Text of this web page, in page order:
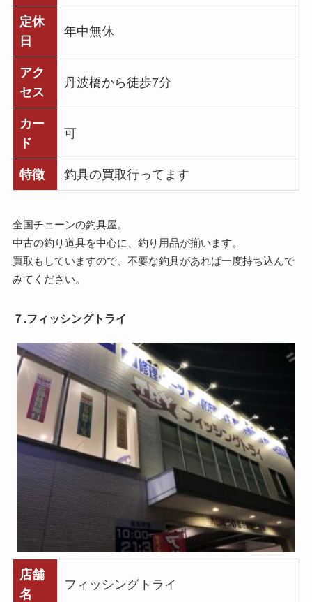
定休
日
年中無休
アク
セス
丹波橋から徒歩7分
カー
ド
可
特徴 釣具の買取行ってます
全国チェーンの釣具屋。
中古の釣り道具を中心に、釣り用品が揃います。
買取もしていますので、不要な釣具があれば一度持ち込んで
みてください。
７.フィッシングトライ
店舗
名
フィッシングトライ